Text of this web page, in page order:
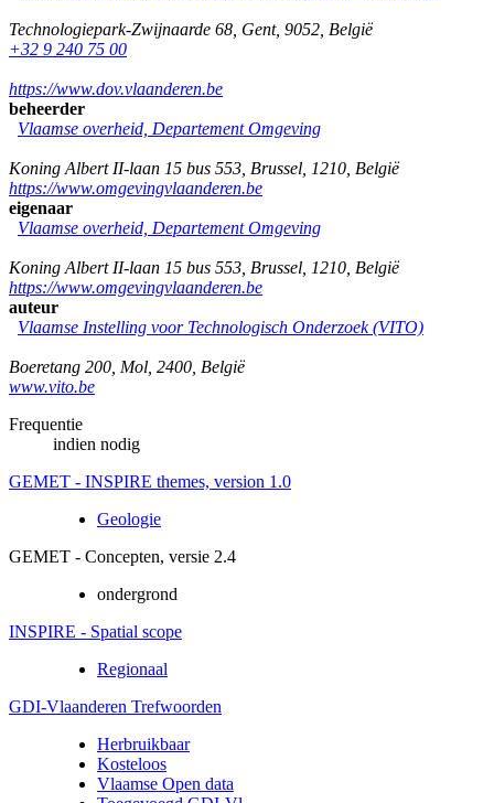
Technologiepark-Zwijnaarde 68 Gent, 9052 België
+32 9 240 75 00
https://www.dov.vlaanderen.be
beheerder
Vlaamse overheid, Departement Omgeving
Koning Albert II-laan 15 bus 553 Brussel 1210 België
https://www.omgevingvlaanderen.be
eigenaar
Vlaamse overheid, Departement Omgeving
Koning Albert II-laan 15 bus 553 Brussel 1210 België
https://www.omgevingvlaanderen.be
auteur
Vlaamse Instelling voor Technologisch Onderzoek (VITO)
Boeretang 200 Mol 2400 België
www.vito.be
Frequentie
indien nodig
GEMET - INSPIRE themes, version 1.0
Geologie
GEMET - Concepten, versie 2.4
ondergrond
INSPIRE - Spatial scope
Regionaal
GDI-Vlaanderen Trefwoorden
Herbruikbaar
Kosteloos
Vlaamse Open data